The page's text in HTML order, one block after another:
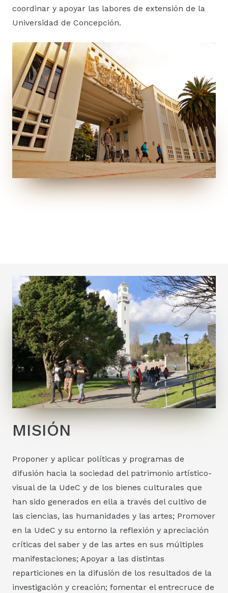
coordinar y apoyar las labores de extensión de la
Universidad de Concepción.
MISIÓN
Proponer y aplicar políticas y programas de
difusión hacia la sociedad del patrimonio artístico-
visual de la UdeC y de los bienes culturales que
han sido generados en ella a través del cultivo de
las ciencias, las humanidades y las artes; Promover
en la UdeC y su entorno la reflexión y apreciación
críticas del saber y de las artes en sus múltiples
manifestaciones; Apoyar a las distintas
reparticiones en la difusión de los resultados de la
investigación y creación; fomentar el entrecruce de